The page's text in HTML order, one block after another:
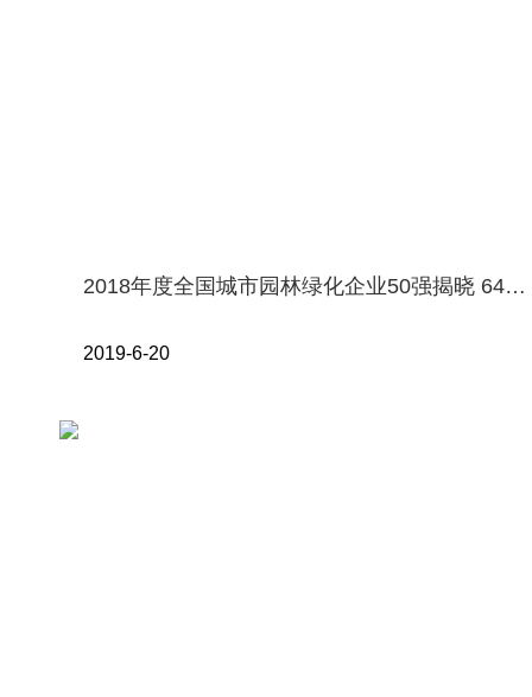
2018年度全国城市园林绿化企业50强揭晓 64家企业上榜 9家净利润超两亿
2019-6-20